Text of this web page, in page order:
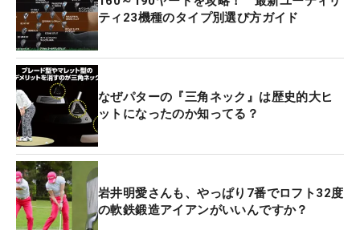
ティ23機種のタイプ別選び方ガイド
なぜパターの『三角ネック』は歴史的大ヒ
ットになったのか知ってる？
岩井明愛さんも、やっぱり7番でロフト32度
の軟鉄鍛造アイアンがいいんですか？